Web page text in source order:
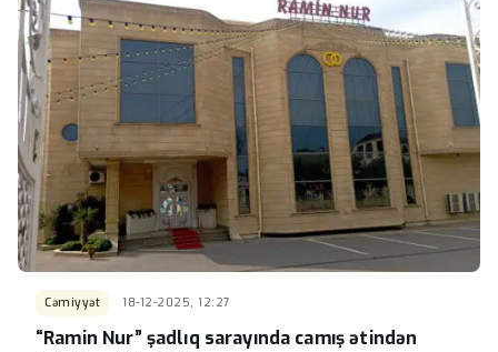
Cəmiyyət 18-12-2025, 12:27
“Ramin Nur” şadlıq sarayında camış ətindən